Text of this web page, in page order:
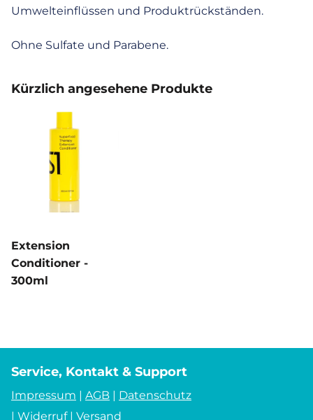
Umwelteinflüssen und Produktrückständen.
Ohne Sulfate und Parabene.
Kürzlich angesehene Produkte
Extension
Conditioner -
300ml
Service, Kontakt & Support
Impressum | AGB | Datenschutz
| Widerruf| Versand